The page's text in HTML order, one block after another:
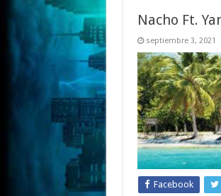
Nacho Ft.
septiembre 3, 2021
Facebook